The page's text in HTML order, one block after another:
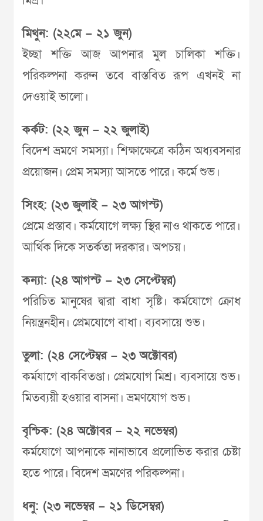
মিথুন: (২২মে – ২১ জুন)
ইচ্ছা শক্তি আজ আপনার মুল চালিকা শক্তি।
পরিকল্পনা করুন তবে বাস্তবিত রূপ এখনই না
দেওয়াই ভালো।
কর্কট: (২২ জুন – ২২ জুলাই)
বিদেশ ভ্রমণে সমস্যা। শিক্ষাক্ষেত্রে কঠিন অধ্যবসনার
প্রয়োজন। প্রেম সমস্যা আসতে পারে। কর্মে শুভ।
সিংহ: (২৩ জুলাই – ২৩ আগস্ট)
প্রেমে প্রস্তাব। কর্মযোগে লক্ষ্য স্থির নাও থাকতে পারে।
আর্থিক দিকে সতর্কতা দরকার। অপচয়।
কন্যা: (২৪ আগস্ট – ২৩ সেপ্টেম্বর)
পরিচিত মানুষের দ্বারা বাধা সৃষ্টি। কর্মযোগে ক্রোধ
নিয়ন্ত্রনহীন। প্রেমযোগে বাধা। ব্যবসায়ে শুভ।
তুলা: (২৪ সেপ্টেম্বর – ২৩ অক্টোবর)
কর্মযাগে বাকবিতণ্ডা। প্রেমযোগ মিশ্র। ব্যবসায়ে শুভ।
মিতব্যয়ী হওয়ার বাসনা। ভ্রমণযোগ শুভ।
বৃশ্চিক: (২৪ অক্টোবর – ২২ নভেম্বর)
কর্মযোগে আপনাকে নানাভাবে প্রলোভিত করার চেষ্টা
হতে পারে। বিদেশ ভ্রমণের পরিকল্পনা।
ধনু: (২৩ নভেম্বর – ২১ ডিসেম্বর)